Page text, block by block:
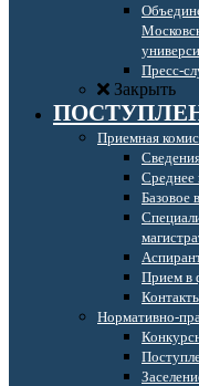
Пресс-
Закрыть
Приемная
Среднее
Базовое
Прием
Нормативно-